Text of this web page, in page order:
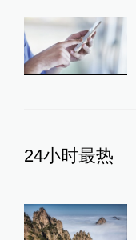
24小时最热